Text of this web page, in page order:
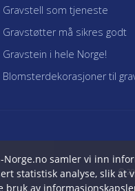
samler vi inn
statistisk analyse, slik at
av
Gravstell som tjeneste
Gravstøtter må sikres godt
Gravstein i hele Norge!
Blomsterdekorasjoner til
©